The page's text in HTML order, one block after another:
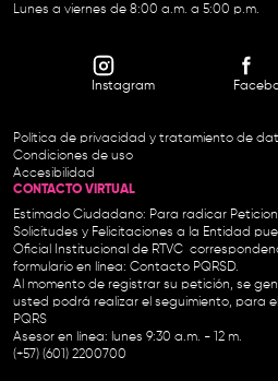
Lunes a viernes de 8:00 a.m. a 5:00 p.m.
Instagram
Política de privacidad y tratamiento de
Condiciones de uso
Accesibilidad
CONTACTO VIRTUAL
Estimado Ciudadano: Para radicar
Solicitudes y Felicitaciones a la Entidad
Oficial Institucional de RTVC
formulario en línea: Contacto PQRSD.
Al momento de registrar su petición, se
usted podrá realizar el seguimiento, para
PQRS
Asesor en línea: lunes 9:30 a.m. - 12 m.
(+57) (601) 2200700